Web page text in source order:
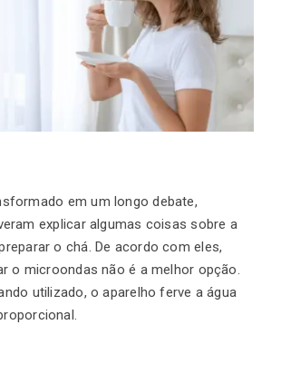
em um longo debate,
explicar algumas coisas sobre a
o chá. De acordo com eles,
o microondas não é a melhor opção.
utilizado, o aparelho ferve a água